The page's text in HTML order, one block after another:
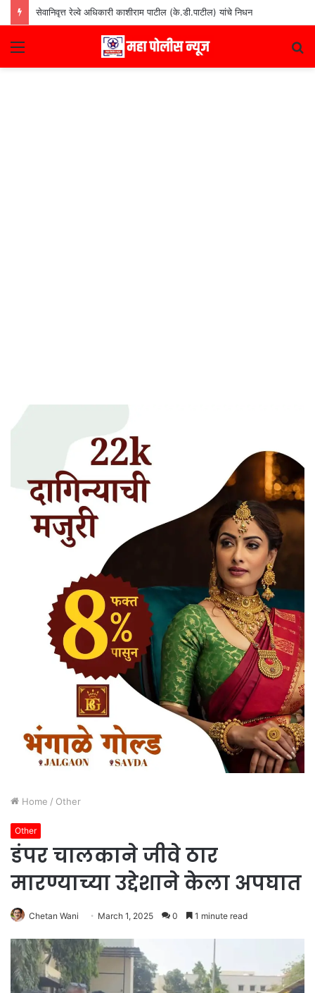
सेवानिवृत्त रेल्वे अधिकारी काशीराम पाटील (के.डी.पाटील) यांचे निधन
Menu
Home / Other
Other
डंपर चालकाने जीवे ठार
मारण्याच्या उद्देशाने केला अपघात
Chetan Wani March 1, 2025 0 1 minute read